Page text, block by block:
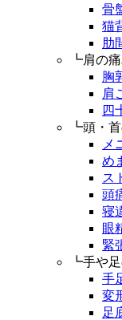
骨
猫
肋
┗肩の
胸
肩
四
┗頭・
メ
め
ス
頭
寝
眼
緊
┗手や
手
変
足